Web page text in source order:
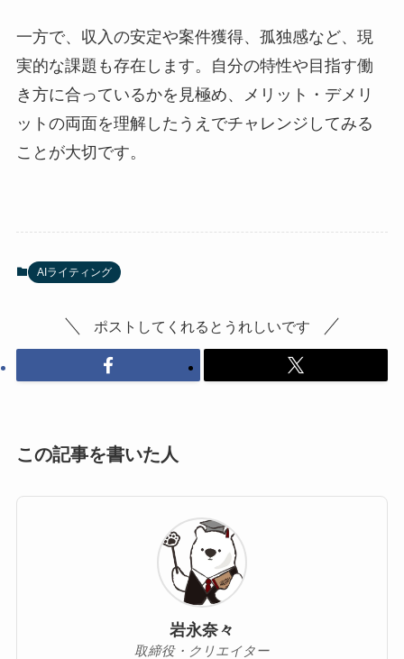
一方で、収入の安定や案件獲得、孤独感など、現
実的な課題も存在します。自分の特性や目指す働
き方に合っているかを見極め、メリット・デメリ
ットの両面を理解したうえでチャレンジしてみる
ことが大切です。
AIライティング
ポストしてくれるとうれしいです
この記事を書いた人
岩永奈々
取締役・クリエイター